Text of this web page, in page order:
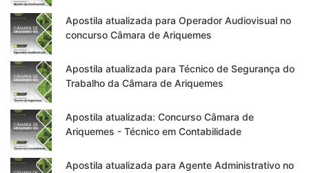
Apostila atualizada para Operador Audiovisual no
concurso Câmara de Ariquemes
Apostila atualizada para Técnico de Segurança do
Trabalho da Câmara de Ariquemes
Apostila atualizada: Concurso Câmara de
Ariquemes - Técnico em Contabilidade
Apostila atualizada para Agente Administrativo no